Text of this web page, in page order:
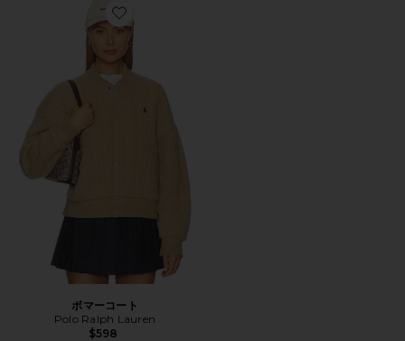
Favorite ボマーコート
ボマーコート
Polo Ralph Lauren
$598